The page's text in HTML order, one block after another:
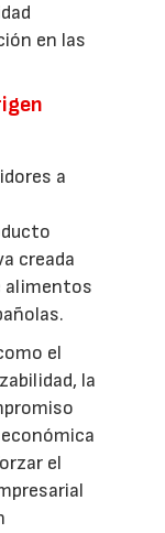
en las
a
creada
alimentos
el
la
el